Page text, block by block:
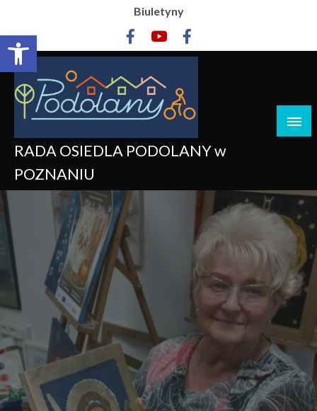
Otwórz pasek narzędzi
Biuletyny
RADA OSIEDLA PODOLANY w
POZNANIU